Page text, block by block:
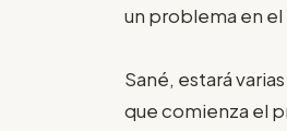
un problema en
Sané, estará
que comienza el